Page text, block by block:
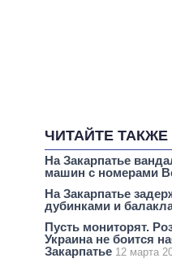
ЧИТАЙТЕ ТАКЖЕ
На Закарпатье
машин с номерами
На Закарпатье
дубинками и
Пусть мониторят.
Украина не боится
Закарпатье 12 марта